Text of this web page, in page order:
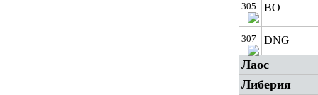
305 BO
307 DNG
Лаос
Либерия